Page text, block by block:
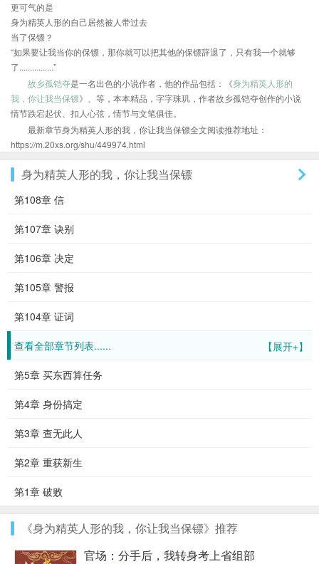
更可气的是
身为精英人形的自己居然被人带过去
当了保镖？
“如果要让我当你的保镖，那你就可以把其他的保镖辞退了，只有我一个就够
了................”
故乡孤铠夺是一名出色的小说作者，他的作品包括：《身为精英人形的
我，你让我当保镖》、等，本本精品，字字珠玑，作者故乡孤铠夺创作的小说
情节跌宕起伏、扣人心弦，情节与文笔俱佳。
最新章节身为精英人形的我，你让我当保镖全文阅读推荐地址：
https://m.20xs.org/shu/449974.html
身为精英人形的我，你让我当保镖
第108章 信
第107章 诀别
第106章 决定
第105章 警报
第104章 证词
【展开+】
查看全部章节列表......
第5章 买东西算任务
第4章 身份搞定
第3章 查无此人
第2章 重获新生
第1章 破败
《身为精英人形的我，你让我当保镖》推荐
官场：分手后，我转身考上省组部